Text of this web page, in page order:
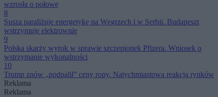
wzrosła o połowę
8
Susza paraliżuje energetykę na Węgrzech i w Serbii. Budapeszt
wstrzymuje elektrownię
9
Polska skarży wyrok w sprawie szczepionek Pfizera. Wniosek o
wstrzymanie wykonalności
10
Trump znów „podpalił” ceny ropy. Natychmiastowa reakcja rynków
Reklama
Reklama